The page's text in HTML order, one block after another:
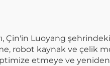
Çin'in Luoyang
robot kaynak ve çelik
etmeye ve